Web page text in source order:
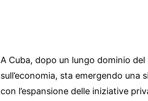
A Cuba, dopo un lungo dominio
sull’economia, sta emergendo
con l’espansione delle iniziative